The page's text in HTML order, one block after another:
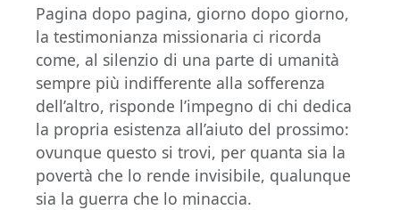
Pagina dopo pagina, giorno dopo giorno,
la testimonianza missionaria ci ricorda
come, al silenzio di una parte di umanità
sempre più indifferente alla sofferenza
dell’altro, risponde l’impegno di chi dedica
la propria esistenza all’aiuto del prossimo:
ovunque questo si trovi, per quanta sia la
povertà che lo rende invisibile, qualunque
sia la guerra che lo minaccia.